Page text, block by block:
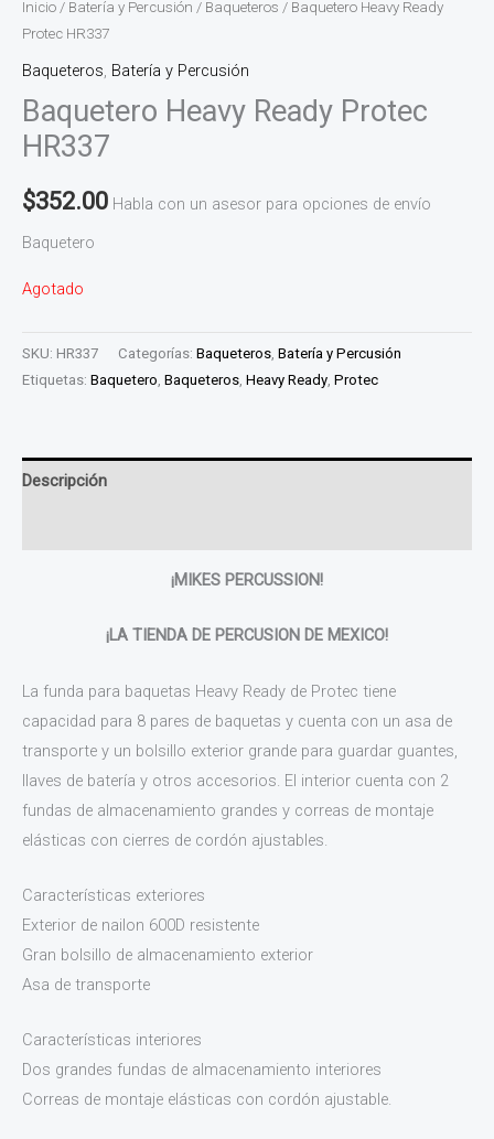
Inicio / Batería y Percusión / Baqueteros / Baquetero Heavy Ready
Protec HR337
Baqueteros, Batería y Percusión
Baquetero Heavy Ready Protec
HR337
$352.00 Habla con un asesor para opciones de envío
Baquetero
Agotado
SKU: HR337 Categorías: Baqueteros, Batería y Percusión
Etiquetas: Baquetero, Baqueteros, Heavy Ready, Protec
Descripción
¡MIKES PERCUSSION!
¡LA TIENDA DE PERCUSION DE MEXICO!
La funda para baquetas Heavy Ready de Protec tiene
capacidad para 8 pares de baquetas y cuenta con un asa de
transporte y un bolsillo exterior grande para guardar guantes,
llaves de batería y otros accesorios. El interior cuenta con 2
fundas de almacenamiento grandes y correas de montaje
elásticas con cierres de cordón ajustables.
Características exteriores
Exterior de nailon 600D resistente
Gran bolsillo de almacenamiento exterior
Asa de transporte
Características interiores
Dos grandes fundas de almacenamiento interiores
Correas de montaje elásticas con cordón ajustable.